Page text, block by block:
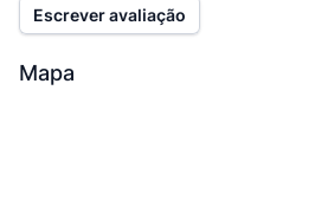
Escrever avaliação
Mapa